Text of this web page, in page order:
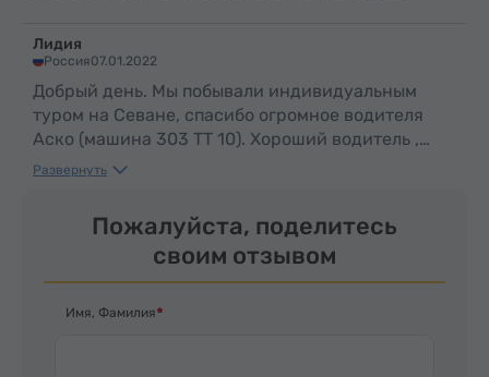
стране!
Лидия
Россия07.01.2022
Добрый день. Мы побывали индивидуальным
туром на Севане, спасибо огромное водителя
Аско (машина 303 ТТ 10). Хороший водитель ,
замечательный рассказчик. Очень понравилась
экскурсии по Еревану, побывали в Ичмеазине,
Звартноц и др. вместе с экскурсоводом
Тиграном. Большое, большое спасибо Тиграну -
много интересного и познавательного узнали.
Развернуть
Пожалуйста, поделитесь
своим отзывом
Имя, Фамилия